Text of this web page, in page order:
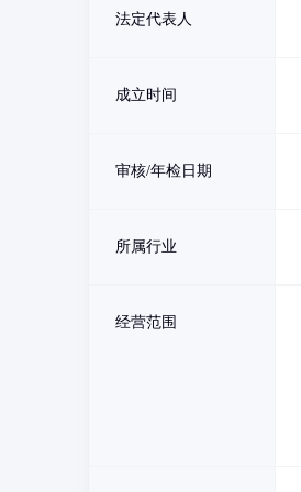
法定代表人
成立时间
审核/年检日期
所属行业
经营范围